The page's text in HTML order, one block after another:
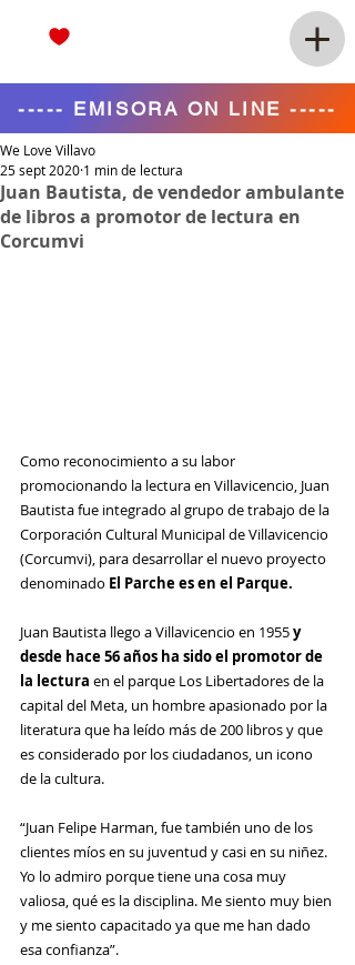
----- EMISORA ON LINE -----
Juan Bautista, de vendedor ambulante
de libros a promotor de lectura en
Corcumvi
We Love Villavo
25 sept 2020 1 min de lectura
Como reconocimiento a su labor
promocionando la lectura en Villavicencio, Juan
Bautista fue integrado al grupo de trabajo de la
Corporación Cultural Municipal de Villavicencio
(Corcumvi), para desarrollar el nuevo proyecto
denominado El Parche es en el Parque.
Juan Bautista llego a Villavicencio en 1955 y
desde hace 56 años ha sido el promotor de
la lectura en el parque Los Libertadores de la
capital del Meta, un hombre apasionado por la
literatura que ha leído más de 200 libros y que
es considerado por los ciudadanos, un icono
de la cultura.
“Juan Felipe Harman, fue también uno de los
clientes míos en su juventud y casi en su niñez.
Yo lo admiro porque tiene una cosa muy
valiosa, qué es la disciplina. Me siento muy bien
y me siento capacitado ya que me han dado
esa confianza”.